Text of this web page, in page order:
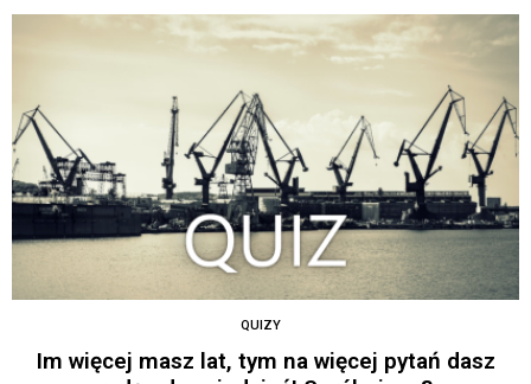
QUIZY
Im więcej masz lat, tym na więcej pytań dasz